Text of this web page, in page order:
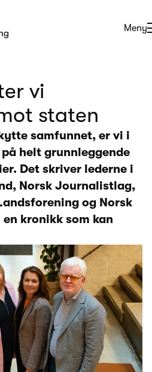
Åpne
Meny
vi
staten
samfunnet, er vi i
helt grunnleggende
Det skriver lederne i
Norsk Journalistlag,
og Norsk
kronikk som kan